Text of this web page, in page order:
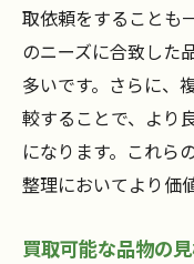
取依頼をすることも
のニーズに合致した
多いです。さらに、
較することで、より
になります。これら
整理においてより価
買取可能な品物の